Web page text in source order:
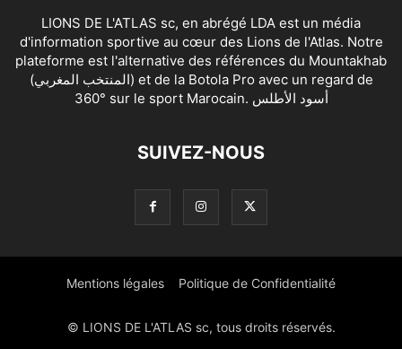
LIONS DE L'ATLAS sc, en abrégé LDA est un média
d'information sportive au cœur des Lions de l'Atlas. Notre
plateforme est l'alternative des références du Mountakhab
(المنتخب المغربي) et de la Botola Pro avec un regard de
360° sur le sport Marocain. أسود الأطلس
SUIVEZ-NOUS
Mentions légales Politique de Confidentialité
© LIONS DE L'ATLAS sc, tous droits réservés.